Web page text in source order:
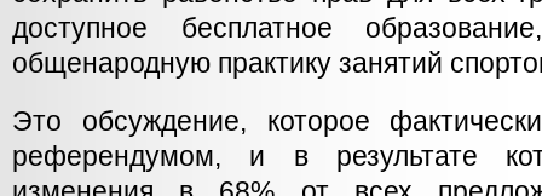
доступное бесплатное
общенародную практику занятий
Это обсуждение, которое
референдумом, и в результате